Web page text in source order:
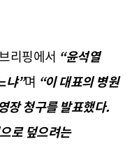
리핑에서 “윤석열
냐”며 “이 대표의 병원
장 청구를 발표했다.
로 덮으려는